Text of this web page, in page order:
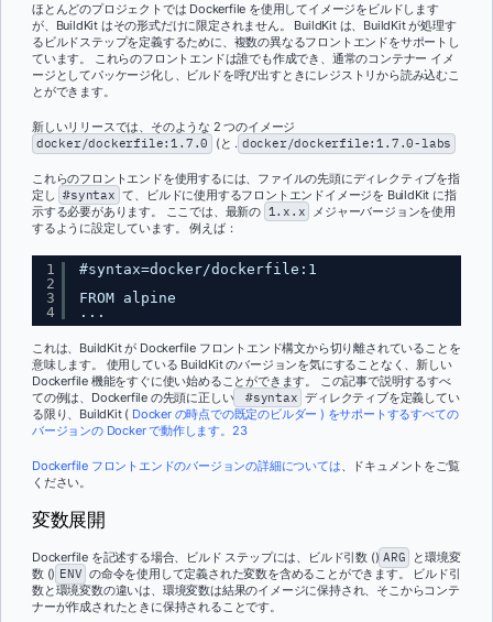
ほとんどのプロジェクトでは Dockerfile を使用してイメージをビルドします
が、BuildKit はその形式だけに限定されません。 BuildKit は、BuildKit が処理す
るビルドステップを定義するために、複数の異なるフロントエンドをサポートし
ています。 これらのフロントエンドは誰でも作成でき、通常のコンテナー イメ
ージとしてパッケージ化し、ビルドを呼び出すときにレジストリから読み込むこ
とができます。
新しいリリースでは、そのような 2 つのイメージ
docker/dockerfile:1.7.0
(と . docker/dockerfile:1.7.0-labs
これらのフロントエンドを使用するには、ファイルの先頭にディレクティブを指
定し #syntax て、ビルドに使用するフロントエンドイメージを BuildKit に指
示する必要があります。 ここでは、最新の 1.x.x メジャーバージョンを使用
するように設定しています。 例えば：
1
2
3
4
#syntax=docker/dockerfile:1
FROM alpine
...
これは、BuildKit が Dockerfile フロントエンド構文から切り離されていることを
意味します。 使用している BuildKit のバージョンを気にすることなく、新しい
Dockerfile 機能をすぐに使い始めることができます。 この記事で説明するすべ
ての例は、Dockerfile の先頭に正しい
#syntax ディレクティブを定義してい
る限り、BuildKit ( Docker の時点での既定のビルダー ) をサポートするすべての
バージョンの Docker で動作します。23
Dockerfile フロントエンドのバージョンの詳細については 、ドキュメントをご覧
ください。
変数展開
Dockerfile を記述する場合、ビルド ステップには、ビルド引数 () ARG
と環境変
数 () ENV の命令を使用して定義された変数を含めることができます。 ビルド引
数と環境変数の違いは、環境変数は結果のイメージに保持され、そこからコンテ
ナーが作成されたときに保持されることです。